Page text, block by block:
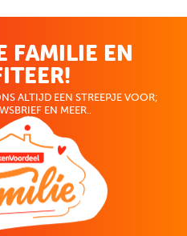
FAMILIE EN
ALTIJD EEN STREEPJE VOOR;
EN MEER..